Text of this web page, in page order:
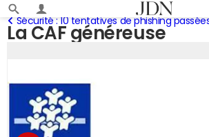
La CAF généreuse
Sécurité : 10 tentatives de phishing passées